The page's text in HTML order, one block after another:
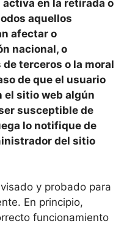
en la retirada o
aquellos
afectar o
nacional, o
terceros o la moral
de que el usuario
el sitio web algún
susceptible de
lo notifique de
del sitio
y probado para
En principio,
funcionamiento